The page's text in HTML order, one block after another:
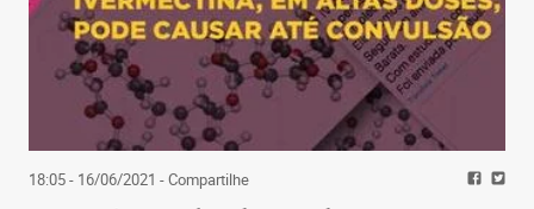
18:05 - 16/06/2021 - Compartilhe